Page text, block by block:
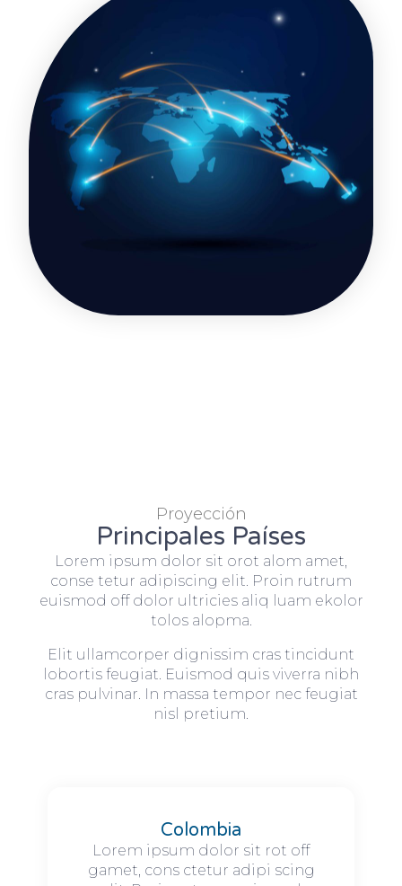
Colombia
Lorem ipsum dolor sit rot off
gamet, cons ctetur adipi scing
Proyección
Principales Países
Lorem ipsum dolor sit orot alom amet,
conse tetur adipiscing elit. Proin rutrum
euismod off dolor ultricies aliq luam ekolor
tolos alopma.
Elit ullamcorper dignissim cras tincidunt
lobortis feugiat. Euismod quis viverra nibh
cras pulvinar. In massa tempor nec feugiat
nisl pretium.